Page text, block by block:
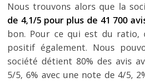
Nous trouvons alors que la
de 4,1/5 pour plus de 41 700
bon. Pour ce qui est du ratio,
positif également. Nous
société détient 80% des avis
5/5, 6% avec une note de 4/5,